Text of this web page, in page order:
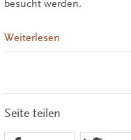
besucht werden.
Weiterlesen
Seite teilen